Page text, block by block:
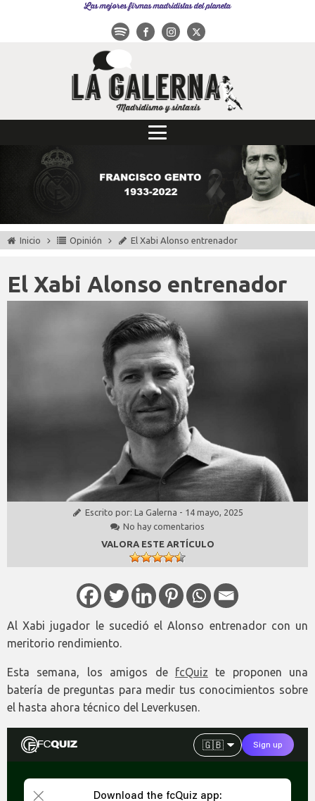
Las mejores firmas madridistas del planeta
Inicio Opinión El Xabi Alonso entrenador
El Xabi Alonso entrenador
Escrito por: La Galerna - 14 mayo, 2025
No hay comentarios
VALORA ESTE ARTÍCULO
Al Xabi jugador le sucedió el Alonso entrenador con un
meritorio rendimiento.
Esta semana, los amigos de fcQuiz te proponen una
batería de preguntas para medir tus conocimientos sobre
el hasta ahora técnico del Leverkusen.